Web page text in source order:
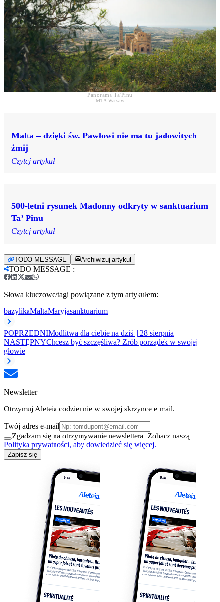
Panorama Ta'Pinu
MTA Warsaw
Malta – dzięki św. Pawłowi nie ma tu jadowitych
żmij
Czytaj artykuł
500-letni rysunek Madonny odkryty w sanktuarium
Ta’ Pinu
Czytaj artykuł
TODO MESSAGE Archiwizuj artykuł
TODO MESSAGE :
Słowa kluczowe/tagi powiązane z tym artykułem:
bazylikaMaltaMaryjasanktuarium
POPRZEDNIModlitwa dla ciebie na dziś || 28 sierpnia
NASTĘPNYChcesz być szczęśliwa? Zrób porządek w swojej
głowie
Newsletter
Otrzymuj Aleteia codziennie w swojej skrzynce e-mail.
Twój adres e-mail
Zgadzam się na otrzymywanie newslettera. Zobacz naszą
Polityka prywatności, aby dowiedzieć się więcej.
Zapisz się